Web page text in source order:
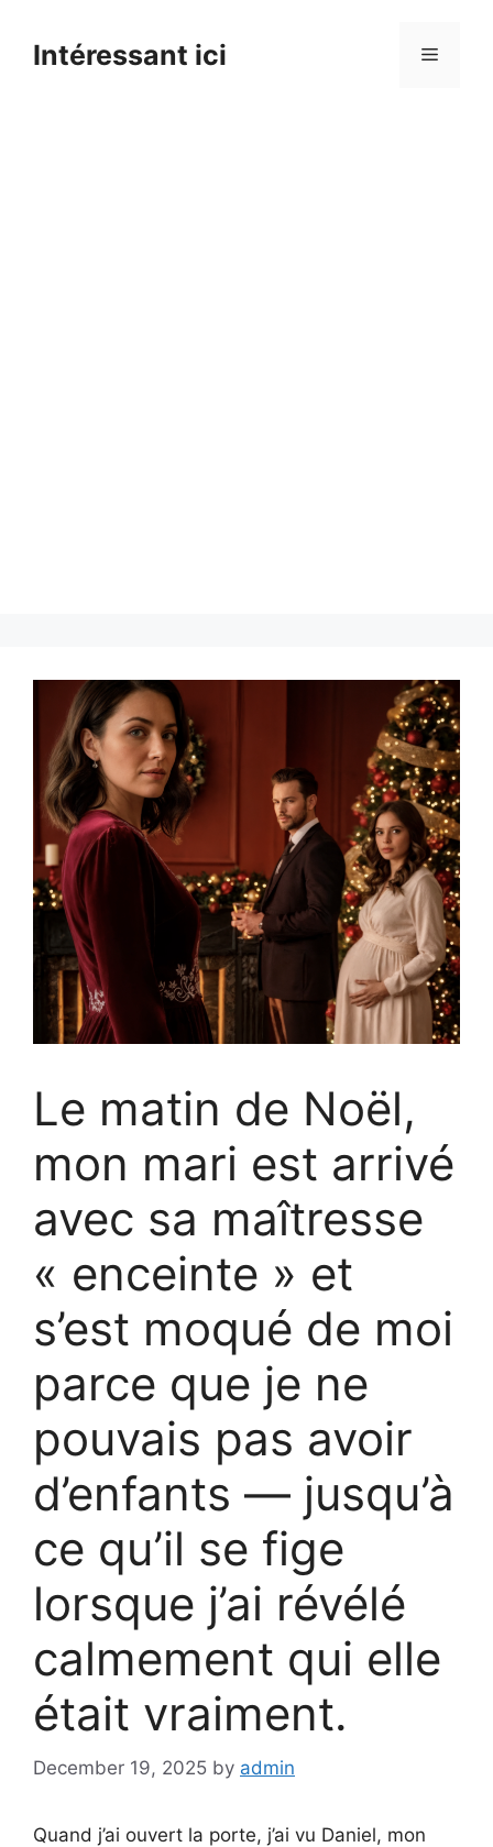
contentIntéressant ici Menu
Le matin de Noël,
mon mari est arrivé
avec sa maîtresse
« enceinte » et
s’est moqué de moi
parce que je ne
pouvais pas avoir
d’enfants — jusqu’à
ce qu’il se fige
lorsque j’ai révélé
calmement qui elle
était vraiment.
December 19, 2025 by admin
Quand j’ai ouvert la porte, j’ai vu Daniel, mon